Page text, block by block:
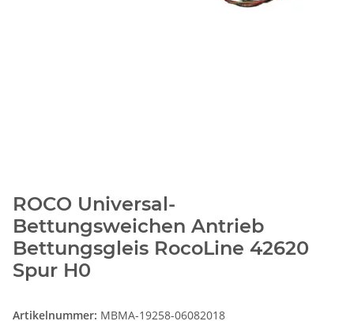
ROCO Universal-
Bettungsweichen Antrieb
Bettungsgleis RocoLine 42620
Spur H0
Artikelnummer: MBMA-19258-06082018